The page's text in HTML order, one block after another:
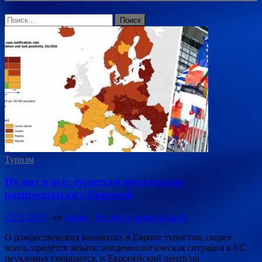
Найти:
Туризм
Ну вот и всё: туристам предложено
распрощаться с Европой
15.11.2021 - от admin - Оставьте комментарий
О рождественских каникулах в Европе туристам, скорее
всего, придётся забыть: эпидемиологическая ситуация в ЕС
неуклонно ухудшается, и Европейский центр по